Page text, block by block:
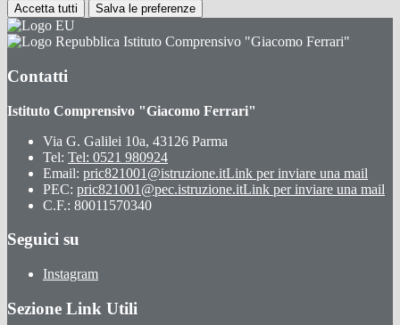
Accetta tutti Salva le preferenze
Istituto Comprensivo "Giacomo Ferrari"
Contatti
Istituto Comprensivo "Giacomo Ferrari"
Via G. Galilei 10a, 43126 Parma
Tel: Tel: 0521 980924
Email: pric821001@istruzione.itLink per inviare una mail
PEC: pric821001@pec.istruzione.itLink per inviare una mail
C.F.: 80011570340
Seguici su
Instagram
Sezione Link Utili